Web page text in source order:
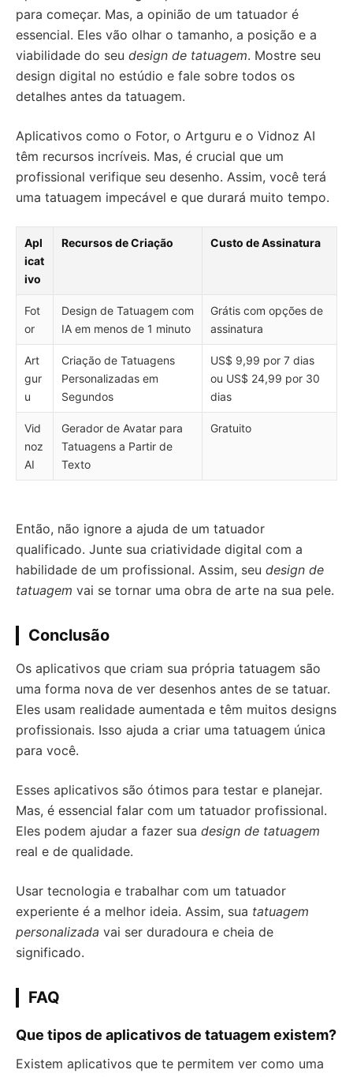
para começar. Mas, a opinião de um tatuador é
essencial. Eles vão olhar o tamanho, a posição e a
viabilidade do seu design de tatuagem. Mostre seu
design digital no estúdio e fale sobre todos os
detalhes antes da tatuagem.
Aplicativos como o Fotor, o Artguru e o Vidnoz AI
têm recursos incríveis. Mas, é crucial que um
profissional verifique seu desenho. Assim, você terá
uma tatuagem impecável e que durará muito tempo.
Apl
icat
ivo
Recursos de Criação Custo de Assinatura
Fot
or
Design de Tatuagem com
IA em menos de 1 minuto
Grátis com opções de
assinatura
Art
gur
u
Criação de Tatuagens
Personalizadas em
Segundos
US$ 9,99 por 7 dias
ou US$ 24,99 por 30
dias
Vid
noz
AI
Gerador de Avatar para
Tatuagens a Partir de
Texto
Gratuito
Então, não ignore a ajuda de um tatuador
qualificado. Junte sua criatividade digital com a
habilidade de um profissional. Assim, seu design de
tatuagem vai se tornar uma obra de arte na sua pele.
Conclusão
Os aplicativos que criam sua própria tatuagem são
uma forma nova de ver desenhos antes de se tatuar.
Eles usam realidade aumentada e têm muitos designs
profissionais. Isso ajuda a criar uma tatuagem única
para você.
Esses aplicativos são ótimos para testar e planejar.
Mas, é essencial falar com um tatuador profissional.
Eles podem ajudar a fazer sua design de tatuagem
real e de qualidade.
Usar tecnologia e trabalhar com um tatuador
experiente é a melhor ideia. Assim, sua tatuagem
personalizada vai ser duradoura e cheia de
significado.
FAQ
Que tipos de aplicativos de tatuagem existem?
Existem aplicativos que te permitem ver como uma